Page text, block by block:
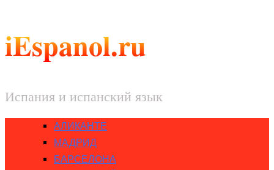
iEspanol.ru
Испания и испанский язык
АЛИКАНТЕ
МАДРИД
БАРСЕЛОНА